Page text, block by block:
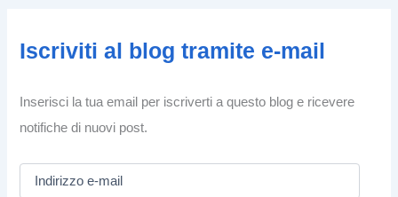
Iscriviti al blog tramite e-mail
Inserisci la tua email per iscriverti a questo blog e ricevere
notifiche di nuovi post.